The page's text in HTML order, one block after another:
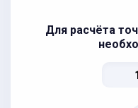
Для расчёта